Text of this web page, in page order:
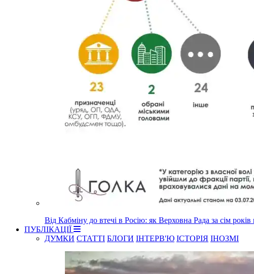
Від Кабміну до втечі в Росію: як Верховна Рада за сім років
ПУБЛІКАЦІЇ
ДУМКИ СТАТТІ БЛОГИ ІНТЕРВ'Ю ІСТОРІЯ ІНОЗМІ